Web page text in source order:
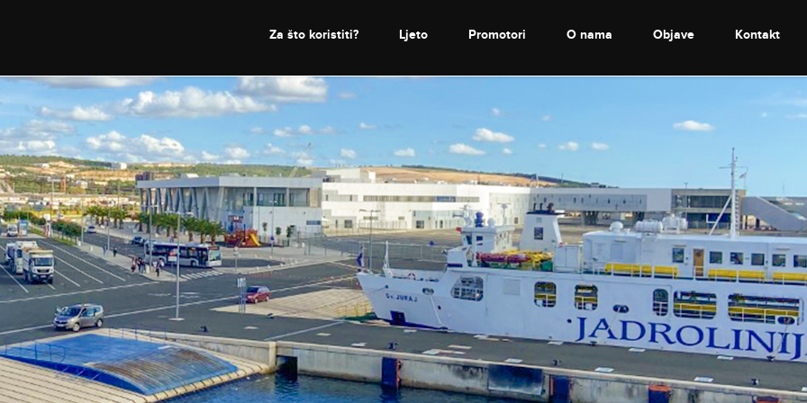
Za što koristiti? Ljeto Promotori O nama Objave Kontakt